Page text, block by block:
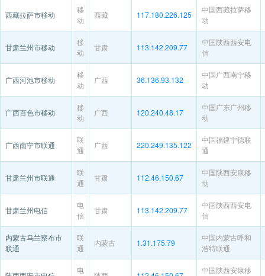
西藏拉萨市移动
移
动
西藏 117.180.226.125
中国西藏拉萨移
动
甘肃兰州市移动
移
动
甘肃 113.142.209.77
中国陕西西安电
信
广西河池市移动
移
动
广西 36.136.93.132
中国广西南宁移
动
广西百色市移动
移
动
广西 120.240.48.17
中国广东广州移
动
广西南宁市联通
联
通
广西 220.249.135.122
中国福建宁德联
通
甘肃兰州市联通
联
通
甘肃 112.46.150.67
中国陕西安康移
动
甘肃兰州电信
电
信
甘肃 113.142.209.77
中国陕西西安电
信
内蒙古乌兰察布市
联通
联
通
内蒙古 1.31.175.79
中国内蒙古呼和
浩特联通
电
中国陕西安康移